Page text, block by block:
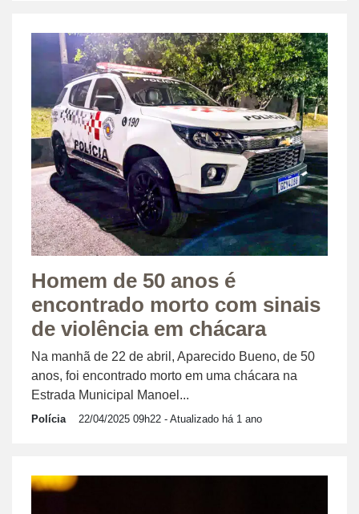
Homem de 50 anos é
encontrado morto com sinais
de violência em chácara
Na manhã de 22 de abril, Aparecido Bueno, de 50
anos, foi encontrado morto em uma chácara na
Estrada Municipal Manoel...
Polícia 22/04/2025 09h22 - Atualizado há 1 ano